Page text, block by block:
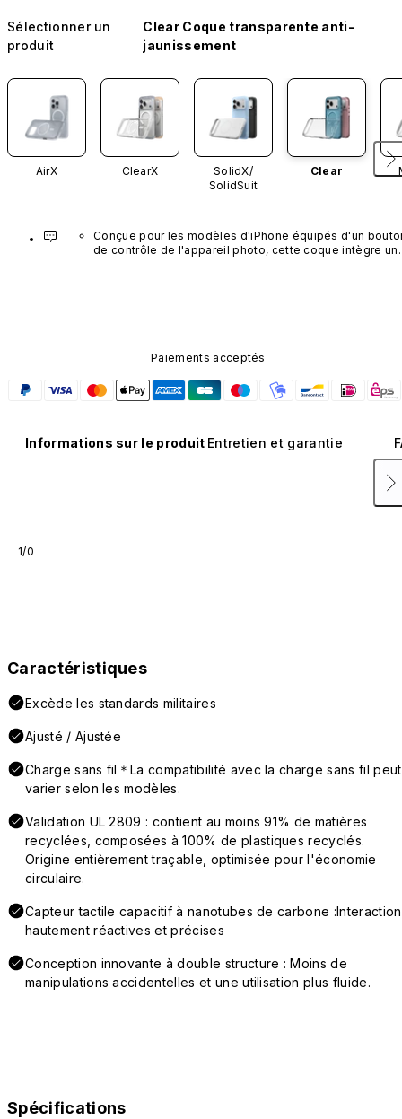
Sélectionner un
produit
Clear Coque transparente anti-
jaunissement
AirX ClearX
SolidX/
SolidSuit
Clear
Conçue pour les modèles d'iPhone équipés d'un
de contrôle de l'appareil photo, cette coque intègre un
Paiements acceptés
Informations sur le produit Entretien et garantie
1/0
Caractéristiques
Excède les standards militaires
Ajusté / Ajustée
Charge sans fil＊La compatibilité avec la charge sans fil peut
varier selon les modèles.
Validation UL 2809 : contient au moins 91% de matières
recyclées, composées à 100% de plastiques recyclés.
Origine entièrement traçable, optimisée pour l'économie
circulaire.
Capteur tactile capacitif à nanotubes de carbone
hautement réactives et précises
Conception innovante à double structure : Moins de
manipulations accidentelles et une utilisation plus fluide.
Spécifications